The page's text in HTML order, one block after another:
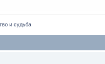
и судьба